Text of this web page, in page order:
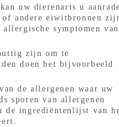
uw dierenarts u
andere eiwitbronnen
symptomen van
zijn om te
doen het bijvoorbeeld
de allergenen waar uw
sporen van allergenen
de ingrediëntenlijst van